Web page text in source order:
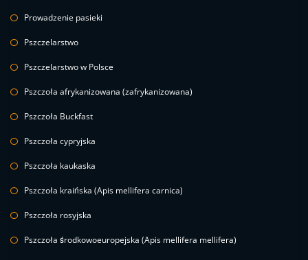
Prowadzenie pasieki
Pszczelarstwo
Pszczelarstwo w Polsce
Pszczoła afrykanizowana (zafrykanizowana)
Pszczoła Buckfast
Pszczoła cypryjska
Pszczoła kaukaska
Pszczoła kraińska (Apis mellifera carnica)
Pszczoła rosyjska
Pszczoła środkowoeuropejska (Apis mellifera mellifera)